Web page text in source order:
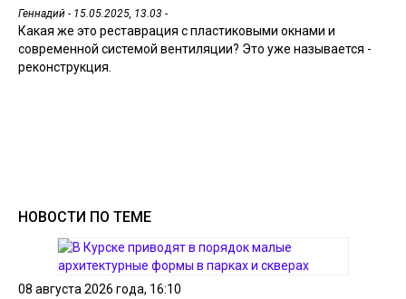
Геннадий - 15.05.2025, 13.03 -
Какая же это реставрация с пластиковыми окнами и
современной системой вентиляции? Это уже называется -
реконструкция.
НОВОСТИ ПО ТЕМЕ
08 августа 2026 года, 16:10